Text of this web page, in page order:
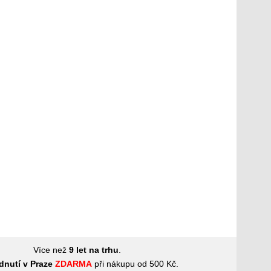
Více než 9 let na trhu
v Praze ZDARMA při nákupu od 500 Kč.